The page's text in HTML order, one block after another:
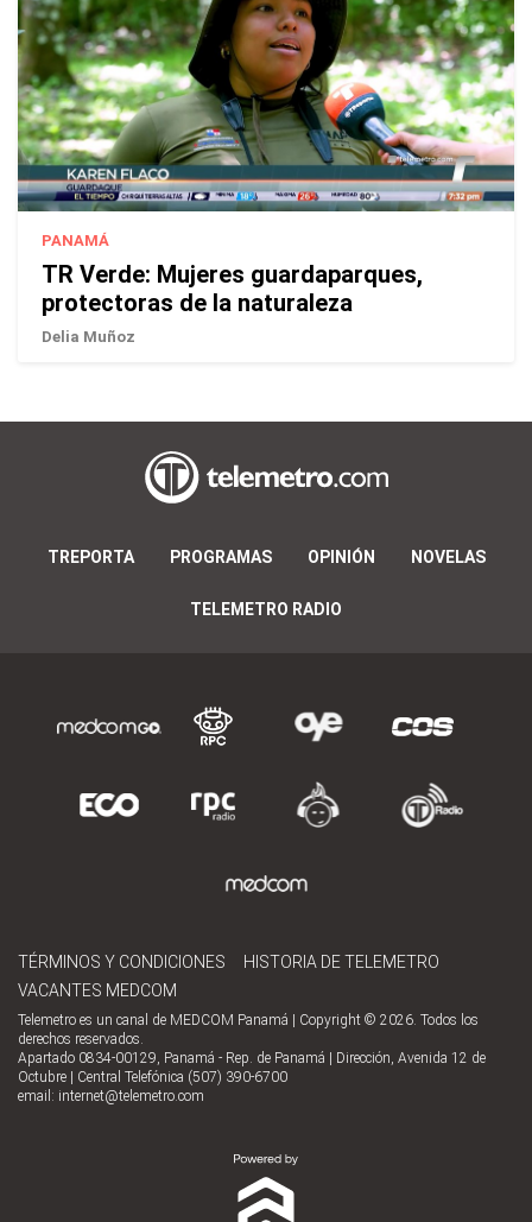
PANAMÁ
TR Verde: Mujeres guardaparques,
protectoras de la naturaleza
Delia Muñoz
TREPORTA PROGRAMAS OPINIÓN NOVELAS
TELEMETRO RADIO
TÉRMINOS Y CONDICIONES
HISTORIA DE TELEMETRO
VACANTES MEDCOM
Telemetro es un canal de MEDCOM Panamá | Copyright © 2026. Todos los
derechos reservados.
Apartado 0834-00129, Panamá - Rep. de Panamá | Dirección, Avenida 12 de
Octubre | Central Telefónica (507) 390-6700
email: internet@telemetro.com